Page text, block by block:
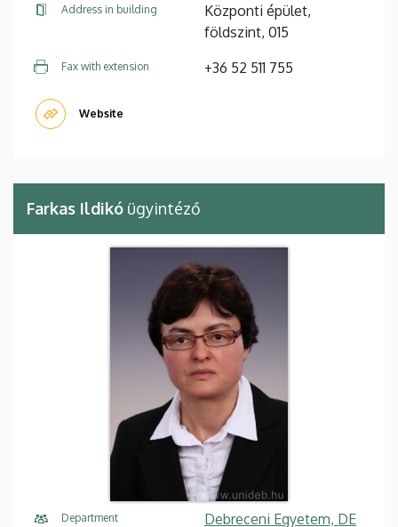
Address in building
Központi épület,
földszint, 015
Fax with extension +36 52 511 755
Website
Farkas Ildikó ügyintéző
Department Debreceni Egyetem, DE